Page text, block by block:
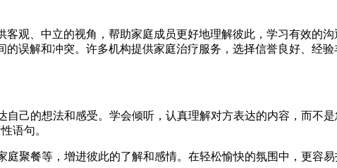
观、中立的视角，帮助家庭成员更好地理解彼此，学习有效的
误解和冲突。许多机构提供家庭治疗服务，选择信誉良好、经
己的想法和感受。学会倾听，认真理解对方表达的内容，而不
语句。
聚餐等，增进彼此的了解和感情。在轻松愉快的氛围中，更容易